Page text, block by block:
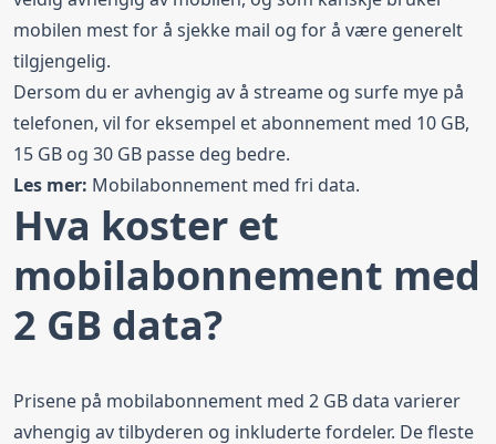
mobilen mest for å sjekke mail og for å være generelt
tilgjengelig.
Dersom du er avhengig av å streame og surfe mye på
telefonen, vil for eksempel et abonnement med 10 GB,
15 GB og 30 GB passe deg bedre.
Les mer: Mobilabonnement med fri data.
Hva koster et
mobilabonnement med
2 GB data?
Prisene på mobilabonnement med 2 GB data varierer
avhengig av tilbyderen og inkluderte fordeler. De fleste